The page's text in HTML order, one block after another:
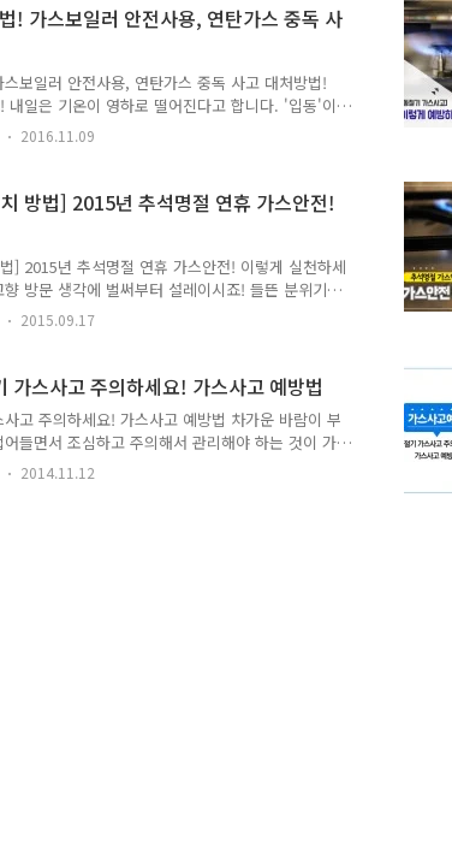
안전입니다. "가스사고 이렇게 예방하자" TONG지
! 가스사고 예방법 ● 이것만은 꼭! - 가스불을 켜기
킵시다. - 사용중에 바람이 불거나 국물이 넘치면
펴 봅시다. - 비눗물 등으로 호스, 배관 등의 이음..
! 가스보일러 안전사용, 연탄가스 중독 사
보일러 안전사용, 연탄가스 중독 사고 대처방법!
내일은 기온이 영하로 떨어진다고 합니다. '입동'이
오겠죠! 겨울 안전하게 보내는 tip을 공개합니다~
다~ tong지기와 함께 알아볼까요~ ^^ :: 동절기 가스
바람이 불거나 국물이 넘치면 불이 꺼질 수 있으니
으로 호스, 배관 등의 이음부위에 가스가 새는지
생길 경우 가스가 새는 것임 - 가스레인지 부근에
물질을 두지 말고, 가스를 사용한 후..
2016.11.09
방법] 2015년 추석명절 연휴 가스안전!
] 2015년 추석명절 연휴 가스안전! 이렇게 실천하세
방문 생각에 벌써부터 설레이시죠! 들뜬 분위기
소홀해지기가 쉬운데요. 10분만 투자하면 우리집
지기와 함께 가스안전 점검법 함께 알아봐요~~ 가스
점검하고, 호스가 노후되지 않았는지 살펴봅시다.
크와 중간 밸브가 잠궈져 있는지 확인하고 도시가
용기밸브까지 잠거야 안전합니다. 집에 돌아와서는
충분히 환기 시킨 후 사용합니다. 만약 가스냄세가
2015.09.17
가스사고 주의하세요! 가스사고 예방법
고 주의하세요! 가스사고 예방법 차가운 바람이 부
들면서 조심하고 주의해서 관리해야 하는 것이 가
집에서 사용하는 가스는 사용하기엔 편리하지만
를 낳기 때문에 평소에 관리하고 주의해야 합니다.
2014.11.12